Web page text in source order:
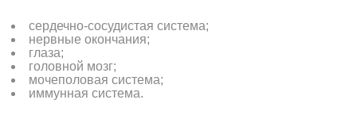
сердечно-сосудистая система;
нервные окончания;
глаза;
головной мозг;
мочеполовая система;
иммунная система.